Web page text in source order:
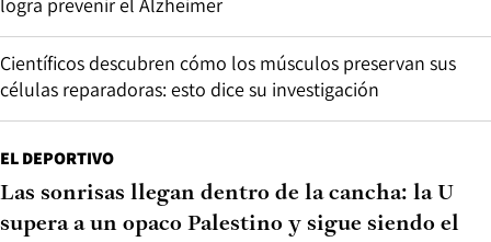
Científicos descubren cómo los músculos preservan sus
células reparadoras: esto dice su investigación
EL DEPORTIVO
Las sonrisas llegan dentro de la cancha: la U
supera a un opaco Palestino y sigue siendo el